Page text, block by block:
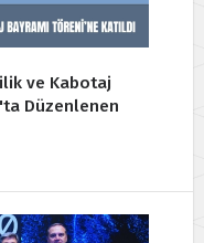
ve Kabotaj
Düzenlenen